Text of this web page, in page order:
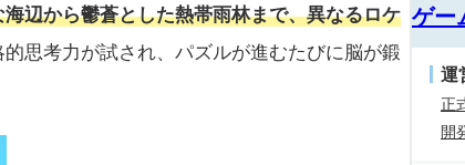
海辺から鬱蒼とした熱帯雨林まで、異なるロケ
思考力が試され、パズルが進むたびに脳が鍛
ゲー
運
正
開